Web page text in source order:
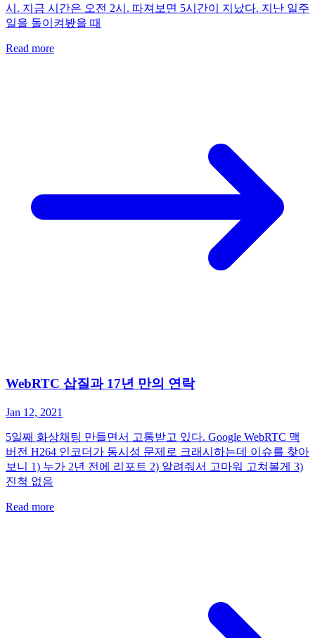
시. 지금 시간은 오전 2시. 따져보면 5시간이 지났다. 지난 일주
일을 돌이켜봤을 때
Read more
WebRTC 삽질과 17년 만의 연락
Jan 12, 2021
5일째 화상채팅 만들면서 고통받고 있다. Google WebRTC 맥
버전 H264 인코더가 동시성 문제로 크래시하는데 이슈를 찾아
보니 1) 누가 2년 전에 리포트 2) 알려줘서 고마워 고쳐볼게 3)
진척 없음
Read more